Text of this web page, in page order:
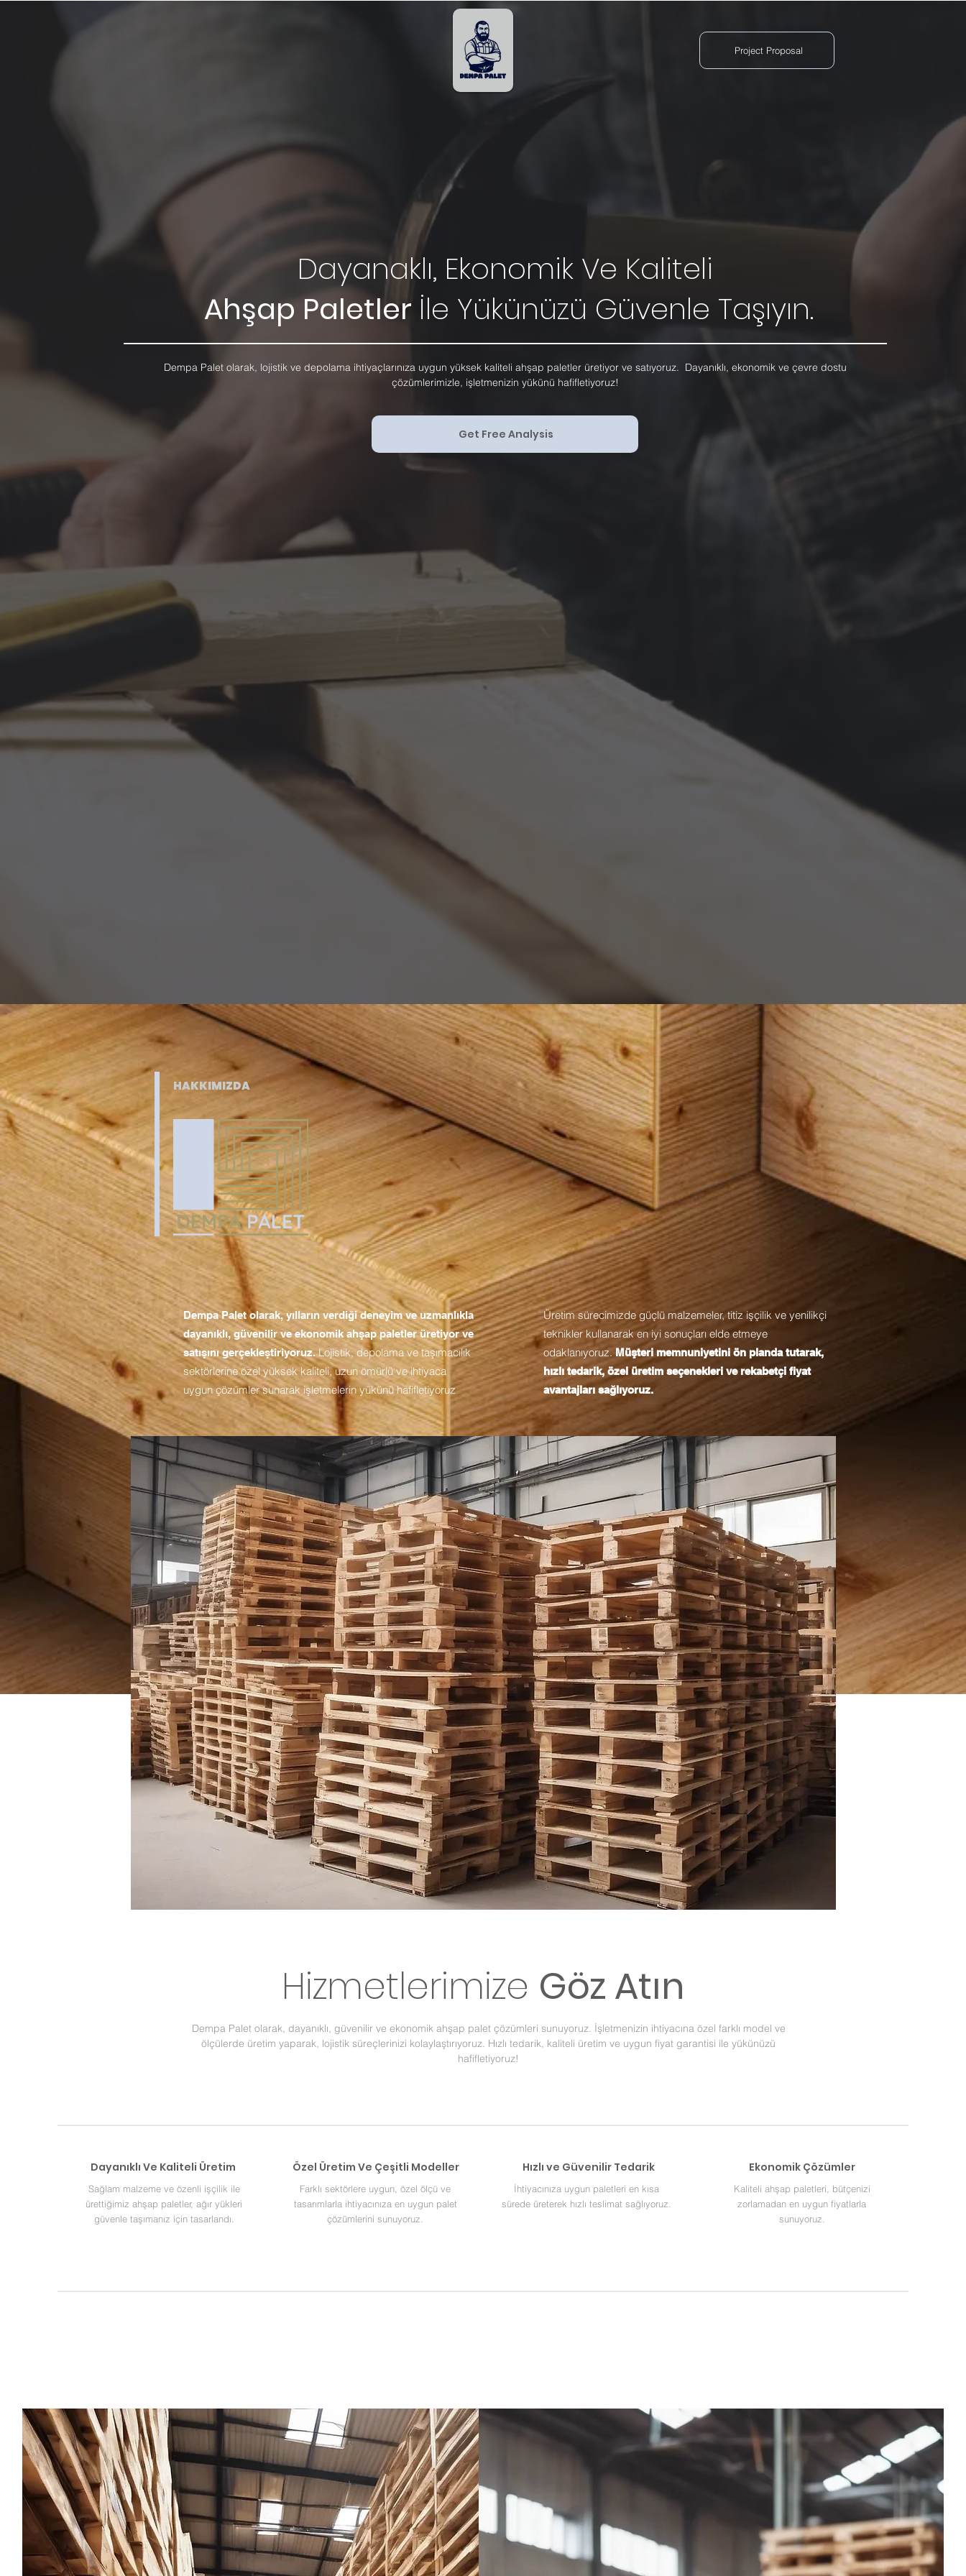
Project Proposal
Dayanaklı, Ekonomik Ve Kaliteli
Ahşap Paletler İle Yükünüzü Güvenle Taşıyın.
Dempa Palet olarak, lojistik ve depolama ihtiyaçlarınıza uygun yüksek kaliteli ahşap paletler üretiyor ve satıyoruz. Dayanıklı, ekonomik ve çevre dostu
çözümlerimizle, işletmenizin yükünü hafifletiyoruz!
Get Free Analysis
HAKKIMIZDA
Dempa Palet olarak, yılların verdiği deneyim ve uzmanlıkla
dayanıklı, güvenilir ve ekonomik ahşap paletler üretiyor ve
satışını gerçekleştiriyoruz.Lojistik, depolama ve taşımacılık
sektörlerine özel yüksek kaliteli, uzun ömürlü ve ihtiyaca
uygun çözümler sunarak işletmelerin yükünü hafifletiyoruz
Üretim sürecimizde güçlü malzemeler, titiz işçilik ve yenilikçi
teknikler kullanarak en iyi sonuçları elde etmeye
odaklanıyoruz. Müşteri memnuniyetini ön planda tutarak,
hızlı tedarik, özel üretim seçenekleri ve rekabetçi fiyat
avantajları sağlıyoruz.
Hizmetlerimize Göz Atın
Dempa Palet olarak, dayanıklı, güvenilir ve ekonomik ahşap palet çözümleri sunuyoruz. İşletmenizin ihtiyacına özel farklı model ve
ölçülerde üretim yaparak, lojistik süreçlerinizi kolaylaştırıyoruz. Hızlı tedarik, kaliteli üretim ve uygun fiyat garantisi ile yükünüzü
hafifletiyoruz!
Dayanıklı Ve Kaliteli Üretim
Sağlam malzeme ve özenli işçilik ile
ürettiğimiz ahşap paletler, ağır yükleri
güvenle taşımanız için tasarlandı.
Özel Üretim Ve Çeşitli Modeller
Farklı sektörlere uygun, özel ölçü ve
tasarımlarla ihtiyacınıza en uygun palet
çözümlerini sunuyoruz.
Hızlı ve Güvenilir Tedarik
İhtiyacınıza uygun paletleri en kısa
sürede üreterek hızlı teslimat sağlıyoruz.
Ekonomik Çözümler
Kaliteli ahşap paletleri, bütçenizi
zorlamadan en uygun fiyatlarla
sunuyoruz.